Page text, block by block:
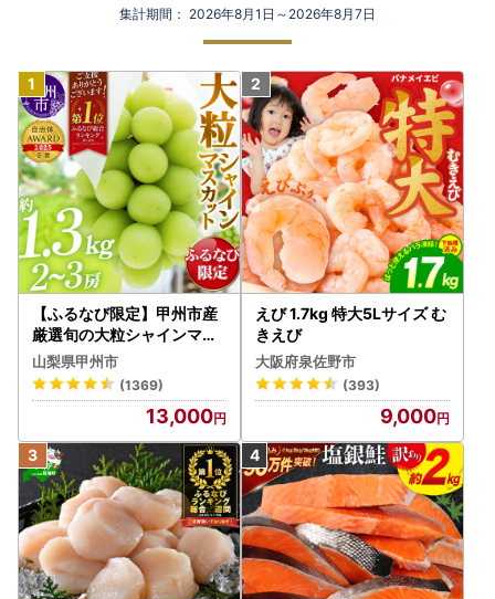
集計期間： 2026年8月1日～2026年8月7日
【ふるなび限定】甲州市産
厳選旬の大粒シャインマス
カット 約1.3kg 2～3房【2
026年発送】（MG）B12-
472 FN-Limited-VO シャ
インマスカット フルーツ
山梨県甲州市
(1369)
13,000
えび 1.7kg 特大5Lサイズ む
きえび
大阪府泉佐野市
(393)
9,000